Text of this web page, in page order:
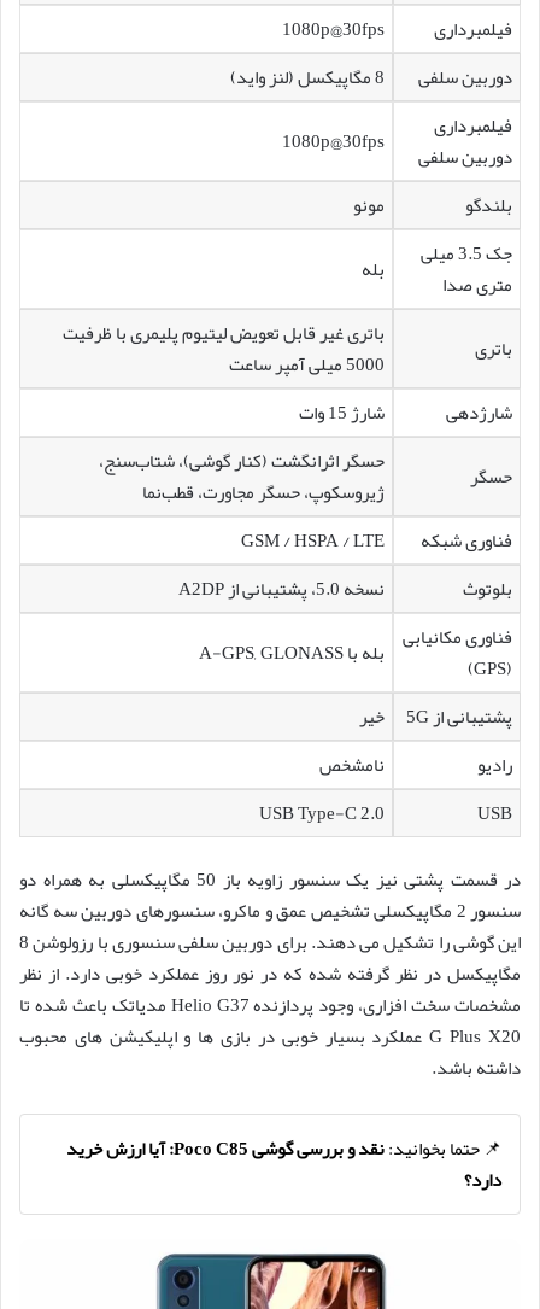
فیلمبرداری
1080p@30fps
دوربین سلفی
8 مگاپیکسل (لنز واید)
فیلمبرداری
دوربین سلفی
1080p@30fps
بلندگو
مونو
جک 3.5 میلی
متری صدا
بله
باتری
باتری غیر قابل تعویض لیتیوم پلیمری با ظرفیت
5000 میلی آمپر ساعت
شارژدهی
شارژ 15 وات
حسگر
حسگر اثرانگشت (کنار گوشی)، شتاب‌سنج،
ژیروسکوپ، حسگر مجاورت، قطب‌نما
فناوری شبکه
GSM / HSPA / LTE
بلوتوث
نسخه 5.0، پشتیبانی از A2DP
فناوری مکانیابی
(GPS)
بله با A-GPS, GLONASS
پشتیبانی از 5G
خیر
رادیو
نامشخص
USB
USB Type-C 2.0
در قسمت پشتی نیز یک سنسور زاویه باز 50 مگاپیکسلی به همراه دو
سنسور 2 مگاپیکسلی تشخیص عمق و ماکرو، سنسورهای دوربین سه گانه
این گوشی را تشکیل می دهند. برای دوربین سلفی سنسوری با رزولوشن 8
مگاپیکسل در نظر گرفته شده که در نور روز عملکرد خوبی دارد. از نظر
مشخصات سخت افزاری، وجود پردازنده Helio G37 مدیاتک باعث شده تا
G Plus X20 عملکرد بسیار خوبی در بازی ها و اپلیکیشن های محبوب
داشته باشد.
📌 حتما بخوانید:
نقد و بررسی گوشی Poco C85: آیا ارزش خرید
دارد؟